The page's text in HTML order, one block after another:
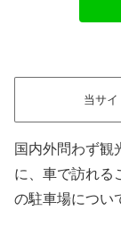
当サイ
国内外問わず観
に、車で訪れる
の駐車場につい